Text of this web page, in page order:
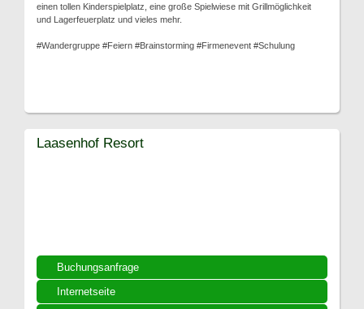
einen tollen Kinderspielplatz, eine große Spielwiese mit Grillmöglichkeit
und Lagerfeuerplatz und vieles mehr.
#Wandergruppe #Feiern #Brainstorming #Firmenevent #Schulung
Buchungsanfrage
Internetseite
Laasenhof Resort